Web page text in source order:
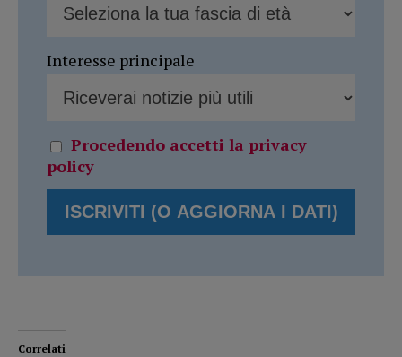
Interesse principale
Procedendo accetti la privacy
policy
Correlati